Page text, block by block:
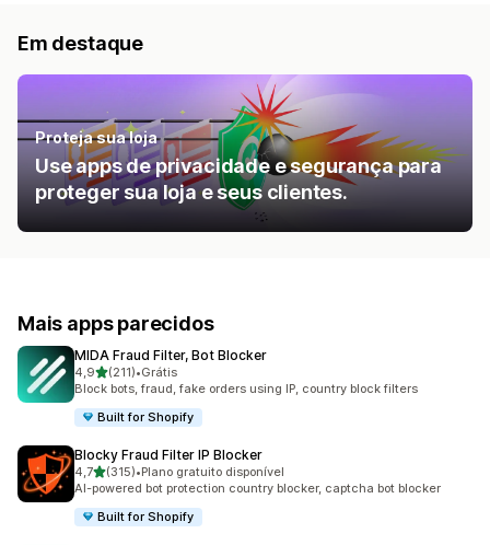
Em destaque
Proteja sua loja
Use apps de privacidade e segurança para
proteger sua loja e seus clientes.
Mais apps parecidos
MIDA Fraud Filter, Bot Blocker
4,9de 5 estrelas
(211)
211 avaliações ao todo
•Grátis
Block bots, fraud, fake orders using IP, country block filters
Built for Shopify
Blocky Fraud Filter IP Blocker
4,7de 5 estrelas
(315)
315 avaliações ao todo
•Plano gratuito disponível
AI-powered bot protection country blocker, captcha bot blocker
Built for Shopify